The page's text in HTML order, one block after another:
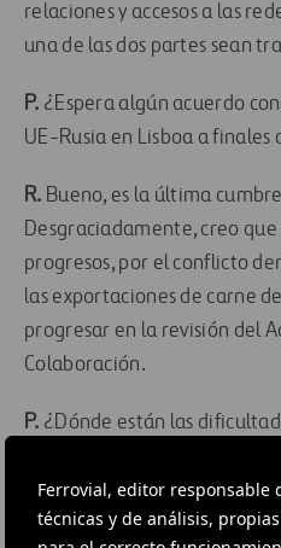
Ferrovial, editor responsable
técnicas y de análisis,
relaciones y accesos a las
una de las dos partes sean
P. ¿Espera algún acuerdo
UE-Rusia en Lisboa a finales
R. Bueno, es la última
Desgraciadamente, creo
progresos, por el conflicto
las exportaciones de carne
progresar en la revisión del
Colaboración.
P. ¿Dónde están las
R.Buena parte de las